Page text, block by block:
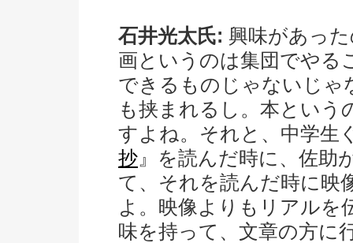
石井光太氏: 興味があっ
画というのは集団でやる
できるものじゃないじゃ
も挟まれるし。本という
すよね。それと、中学生
抄 』を読んだ時に、佐助
て、それを読んだ時に映
よ。映像よりもリアルを
味を持って、文章の方に